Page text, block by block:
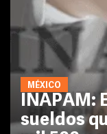
MÉXICO
INAPAM:
sueldos